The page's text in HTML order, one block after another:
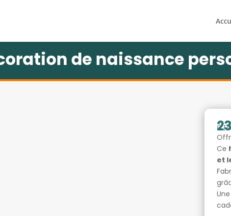
de naissance
à
Ce
et
Une